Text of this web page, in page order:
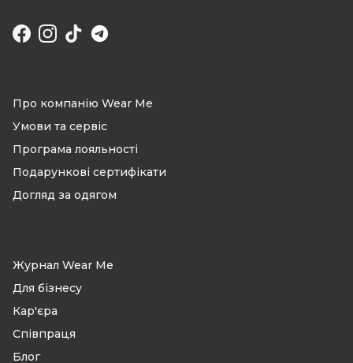
Facebook
Instagram
TikTok
Про компанію Wear Me
Умови та сервіс
Програма лояльності
Подарункові сертифікати
Догляд за одягом
Журнал Wear Me
Для бізнесу
Кар'єра
Співпраця
Блог